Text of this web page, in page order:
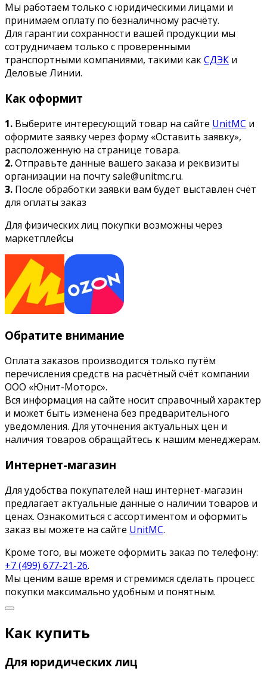
Мы работаем только с юридическими лицами и
принимаем оплату по безналичному расчёту.
Для гарантии сохранности вашей продукции мы
сотрудничаем только с проверенными
транспортными компаниями, такими какСДЭК и
Деловые Линии.
Как оформит
1. Выберите интересующий товар на сайте UnitMC и
оформите заявку через форму «Оставить заявку»,
расположенную на странице товара.
2.Отправьте данные вашего заказа и реквизиты
организации на почту sale@unitmc.ru.
3. После обработки заявки вам будет выставлен счёт
для оплаты заказ
Для физических лиц покупки возможны через
маркетплейсы
Обратите внимание
Оплата заказов производится только путём
перечисления средств на расчётный счёт компании
ООО «Юнит-Моторс».
Вся информация на сайте носит справочный характер
и может быть изменена без предварительного
уведомления. Для уточнения актуальных цен и
наличия товаров обращайтесь к нашим менеджерам.
Интернет-магазин
Для удобства покупателей наш интернет-магазин
предлагает актуальные данные о наличии товаров и
ценах. Ознакомиться с ассортиментом и оформить
заказ вы можете на сайте UnitMC.
Кроме того, вы можете оформить заказ по телефону:
+7 (499) 677-21-26.
Мы ценим ваше время и стремимся сделать процесс
покупки максимально удобным и понятным.
Как купить
Для юридических лиц